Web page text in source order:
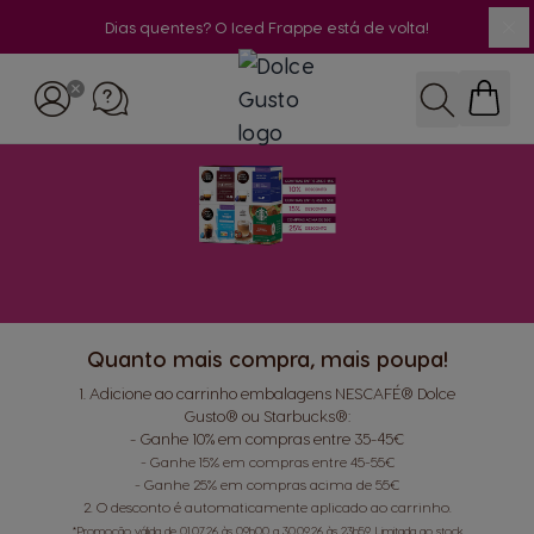
Dias quentes? O Iced Frappe está de volta!
Pesquisar
Quanto mais compra, mais poupa!
1. Adicione ao carrinho embalagens NESCAFÉ® Dolce
Gusto® ou Starbucks®:
- Ganhe 10% em compras entre 35-45€
- Ganhe 15% em compras entre 45-55€
- Ganhe 25% em compras acima de 55€
2. O desconto é automaticamente aplicado ao carrinho.
*Promoção válida de 01.07.26 às 09h00 a 30.09.26 às 23h59. Limitada ao stock